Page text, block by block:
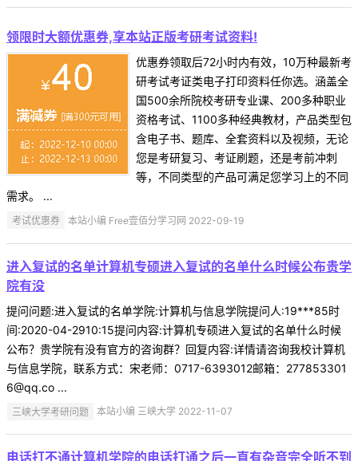
领限时大额优惠券,享本站正版考研考试资料!
优惠券领取后72小时内有效，10万种最新考
研考试考证类电子打印资料任你选。涵盖全
国500余所院校考研专业课、200多种职业
资格考试、1100多种经典教材，产品类型包
含电子书、题库、全套资料以及视频，无论
您是考研复习、考证刷题，还是考前冲刺
等，不同类型的产品可满足您学习上的不同
需求。 ...
考试优惠券 本站小编 Free壹佰分学习网 2022-09-19
进入复试的名单计算机专硕进入复试的名单什么时候公布贵学
院有没
提问问题:进入复试的名单学院:计算机与信息学院提问人:19***85时
间:2020-04-2910:15提问内容:计算机专硕进入复试的名单什么时候
公布？贵学院有没有官方的咨询群？回复内容:详情请咨询我校计算机
与信息学院，联系方式：宋老师：0717-6393012邮箱：277853301
6@qq.co ...
三峡大学考研问题 本站小编 三峡大学 2022-11-07
电话打不通计算机学院的电话打通之后一直有杂音完全听不到